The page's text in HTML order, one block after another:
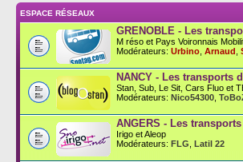
ESPACE RÉSEAUX
GRENOBLE - Les
M réso et Pays Voironnais
Modérateurs: Urbino Arnaud
NANCY - Les transports
Stan, Sub, Le Sit, Cars Fluo et
Modérateurs: Nico54300
ANGERS - Les
Irigo et Aleop
Modérateurs: FLG Latil 22